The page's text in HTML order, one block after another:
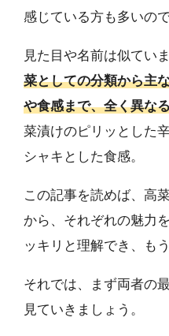
感じている方も多いの
見た目や名前は似ていま
菜としての分類から主
や食感まで、全く異な
菜漬けのピリッとした
シャキとした食感。
この記事を読めば、高
から、それぞれの魅力
ッキリと理解でき、も
それでは、まず両者の
見ていきましょう。